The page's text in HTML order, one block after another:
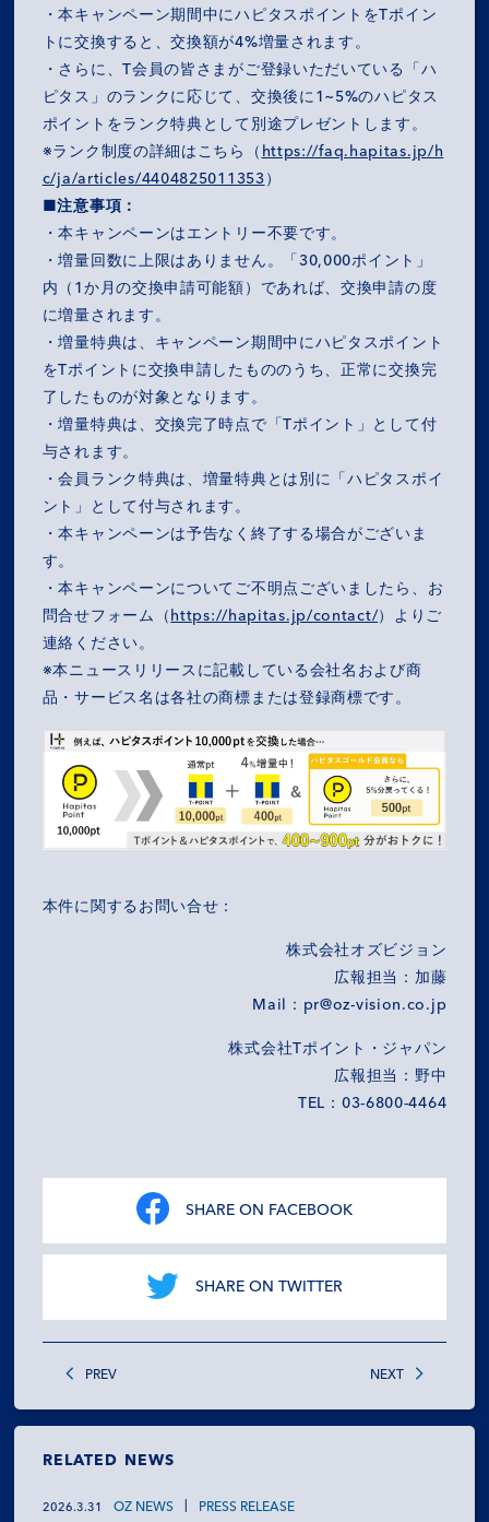
MISSION
COMPANY
SERVICES
RECRUIT
NEWS
OZ MEDIA
PRIVACY POLICY CONTACT ACCESS
・本キャンペーン期間中にハピタスポイントをTポイン
トに交換すると、交換額が4%増量されます。
・さらに、T会員の皆さまがご登録いただいている「ハ
ピタス」のランクに応じて、交換後に1~5%のハピタス
ポイントをランク特典として別途プレゼントします。
※ランク制度の詳細はこちら（ https://faq.hapitas.jp/h
c/ja/articles/4404825011353 ）
■注意事項：
・本キャンペーンはエントリー不要です。
・増量回数に上限はありません。「30,000ポイント」
内（1か月の交換申請可能額）であれば、交換申請の度
に増量されます。
・増量特典は、キャンペーン期間中にハピタスポイント
をTポイントに交換申請したもののうち、正常に交換完
了したものが対象となります。
・増量特典は、交換完了時点で「Tポイント」として付
与されます。
・会員ランク特典は、増量特典とは別に「ハピタスポイ
ント」として付与されます。
・本キャンペーンは予告なく終了する場合がございま
す。
・本キャンペーンについてご不明点ございましたら、お
問合せフォーム（ https://hapitas.jp/contact/）よりご
連絡ください。
※本ニュースリリースに記載している会社名および商
品・サービス名は各社の商標または登録商標です。
本件に関するお問い合せ：
株式会社オズビジョン
広報担当：加藤
Mail：pr@oz-vision.co.jp
株式会社Tポイント・ジャパン
広報担当：野中
TEL：03-6800-4464
SHARE ON FACEBOOK
SHARE ON TWITTER
PREV NEXT
RELATED NEWS
2026.3.31 OZ NEWS PRESS RELEASE